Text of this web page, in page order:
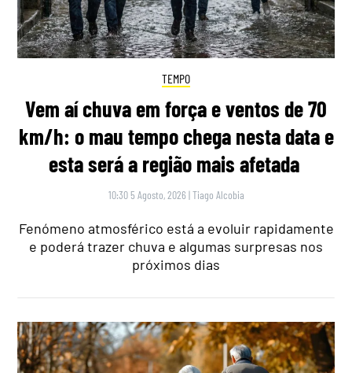
TEMPO
Vem aí chuva em força e ventos de 70
km/h: o mau tempo chega nesta data e
esta será a região mais afetada
10:30 5 Agosto, 2026 |Tiago Alcobia
Fenómeno atmosférico está a evoluir rapidamente
e poderá trazer chuva e algumas surpresas nos
próximos dias